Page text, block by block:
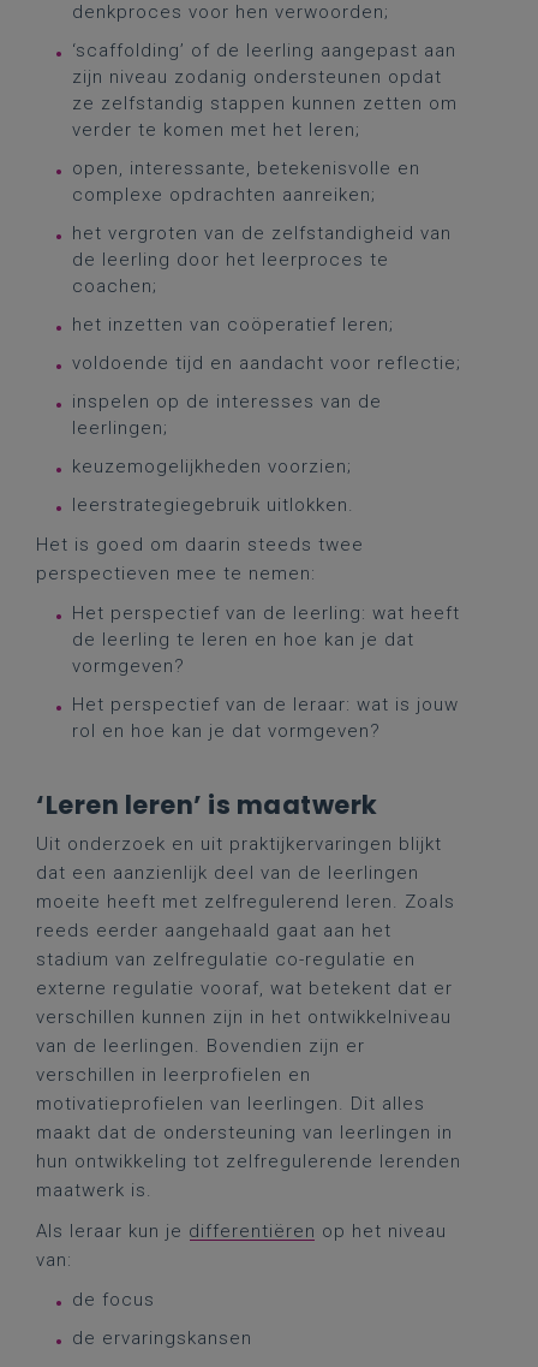
denkproces voor hen verwoorden;
‘scaffolding’ of de leerling aangepast aan
zijn niveau zodanig ondersteunen opdat
ze zelfstandig stappen kunnen zetten om
verder te komen met het leren;
open, interessante, betekenisvolle en
complexe opdrachten aanreiken;
het vergroten van de zelfstandigheid van
de leerling door het leerproces te
coachen;
het inzetten van coöperatief leren;
voldoende tijd en aandacht voor reflectie;
inspelen op de interesses van de
leerlingen;
keuzemogelijkheden voorzien;
leerstrategiegebruik uitlokken.
Het is goed om daarin steeds twee
perspectieven mee te nemen:
Het perspectief van de leerling: wat heeft
de leerling te leren en hoe kan je dat
vormgeven?
Het perspectief van de leraar: wat is jouw
rol en hoe kan je dat vormgeven?
‘Leren leren’ is maatwerk
Uit onderzoek en uit praktijkervaringen blijkt
dat een aanzienlijk deel van de leerlingen
moeite heeft met zelfregulerend leren. Zoals
reeds eerder aangehaald gaat aan het
stadium van zelfregulatie co-regulatie en
externe regulatie vooraf, wat betekent dat er
verschillen kunnen zijn in het ontwikkelniveau
van de leerlingen. Bovendien zijn er
verschillen in leerprofielen en
motivatieprofielen van leerlingen. Dit alles
maakt dat de ondersteuning van leerlingen in
hun ontwikkeling tot zelfregulerende lerenden
maatwerk is.
Als leraar kun je differentiëren op het niveau
van:
de focus
de ervaringskansen